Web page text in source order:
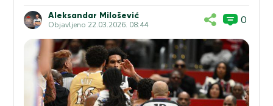
Aleksandar Milošević
Objavljeno 22.03.2026. 08:44 0